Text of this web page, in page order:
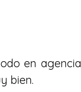
en
bien.